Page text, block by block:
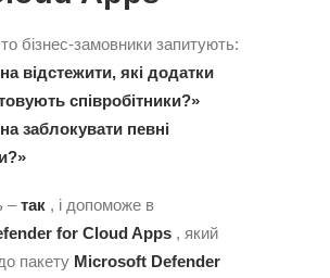
бізнес-замовники запитують:
відстежити, які додатки
співробітники?»
заблокувати певні
–так , і допоможе в
for Cloud Apps , який
пакету Microsoft Defender